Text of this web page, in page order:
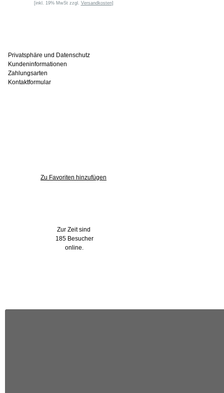
[inkl. 19% MwSt zzgl. Versandkosten]
Privatsphäre und Datenschutz
Kundeninformationen
Zahlungsarten
Kontaktformular
Zu Favoriten hinzufügen
Zur Zeit sind
185 Besucher
online.